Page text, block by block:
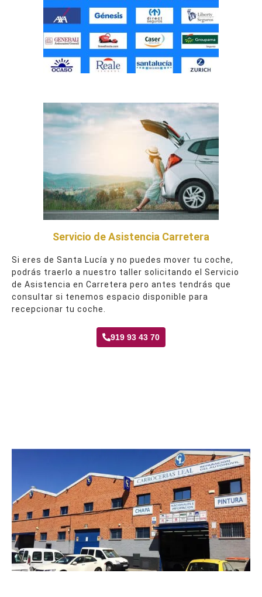
Servicio de Asistencia Carretera
Si eres de Santa Lucía y no puedes mover tu coche,
podrás traerlo a nuestro taller solicitando el Servicio
de Asistencia en Carretera pero antes tendrás que
consultar si tenemos espacio disponible para
recepcionar tu coche.
919 93 43 70